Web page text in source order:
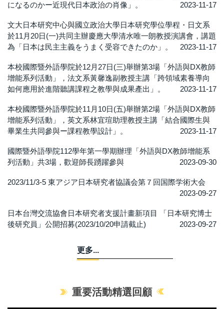
になるのかー近現代日本政治の肖像」。
2023-11-17
文大日本研究中心與國立政治大學日本研究學位學程・日文系
於11月20日(一)共同主辦慶應大學清水唯一朗教授演講會，講題
為「日本は民主主義をうまく受容できたのか」。
2023-11-17
本校國際暨外語學院於12月27日(三)舉辦第3場「外語與DX教師
增能系列活動」，法文系黃馨逸副教授主講「跨領域素養導向
如何應用於進階聽講課程之教學與成果產出」。
2023-11-17
本校國際暨外語學院於11月10日(五)舉辦第2場「外語與DX教師
增能系列活動」，英文系林宜瑄助理教授主講「結合國際生與
畢業生共同參與ー課程教學設計」。
2023-11-17
國際暨外語學院112學年第一學期辦理「外語與DX教師增能系
列活動」共3場，歡迎師長踴躍參與
2023-09-30
2023/11/3-5 東アジア日本研究者協議会第７回国際学術大会
2023-09-27
日本台灣交流協會日本研究者支援計畫新項目 「日本研究博士
後研究員」公開招募(2023/10/20申請截止)
2023-09-27
更多...
重要活動精選回顧